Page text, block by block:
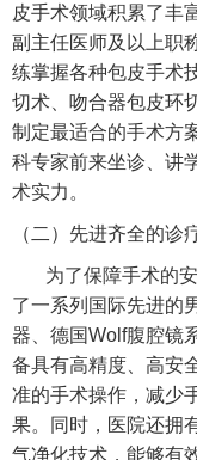
皮手术领域积累了丰
副主任医师及以上职
练掌握各种包皮手术
切术、吻合器包皮环
制定最适合的手术方
科专家前来坐诊、讲
术实力。
（二）先进齐全的诊
为了保障手术的
了一系列国际先进的
器、德国Wolf腹腔镜
备具有高精度、高安
准的手术操作，减少
果。同时，医院还拥
气净化技术，能够有